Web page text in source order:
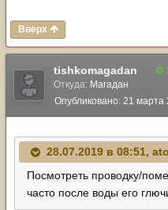
Вверх
tishkomagadan 1
Откуда: Магадан
Опубликовано: 21 марта
28.07.2019 в 08:51,
Посмотреть проводку/
часто после воды его